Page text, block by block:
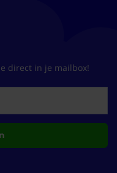
van spirobuis
leuke klus
direct in je mailbox!